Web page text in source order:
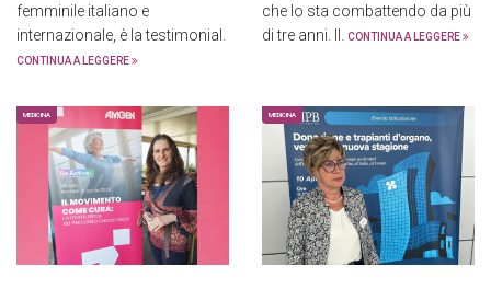
femminile italiano e
internazionale, è la testimonial.
CONTINUA A LEGGERE
che lo sta combattendo da più
di tre anni. Il.
CONTINUA A LEGGERE
MEDICINA MEDICINA